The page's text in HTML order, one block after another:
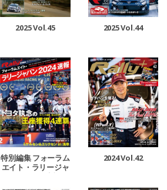
2025 Vol.45 2025 Vol.44
特別編集 フォーラム
エイト・ラリージャ
パン 2024 速報
2024 Vol.42